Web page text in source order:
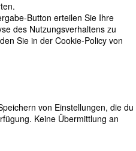
Orientalische Shishas
Schönes
Button erteilen Sie Ihre
des Nutzungsverhaltens zu
Sie in der Cookie-Policy von
von Einstellungen, die du
Keine Übermittlung an